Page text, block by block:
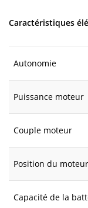
Caractéristiques
Autonomie
Puissance moteur
Couple moteur
Position du moteur
Capacité de la